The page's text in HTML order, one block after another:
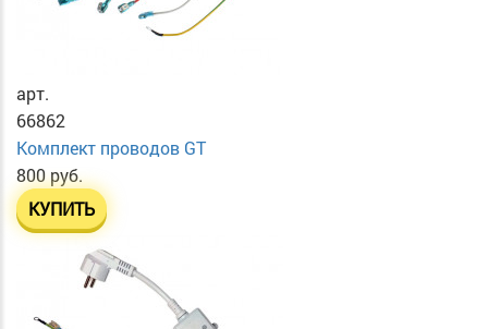
арт.
66862
Комплект проводов GT
800 руб.
КУПИТЬ